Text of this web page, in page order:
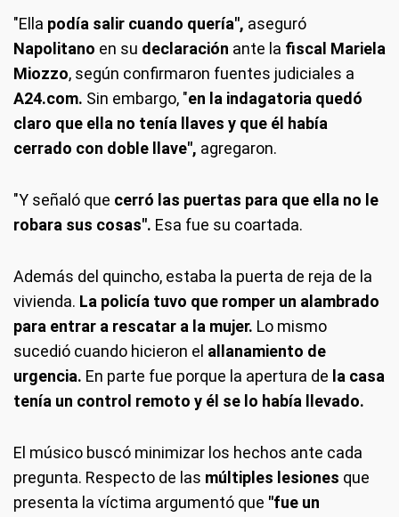
"Ella podía salir cuando quería", aseguró
Napolitano en su declaración ante la fiscal Mariela
Miozzo, según confirmaron fuentes judiciales a
A24.com. Sin embargo, "en la indagatoria quedó
claro que ella no tenía llaves y que él había
cerrado con doble llave", agregaron.
"Y señaló que cerró las puertas para que ella no le
robara sus cosas". Esa fue su coartada.
Además del quincho, estaba la puerta de reja de la
vivienda. La policía tuvo que romper un alambrado
para entrar a rescatar a la mujer. Lo mismo
sucedió cuando hicieron el allanamiento de
urgencia. En parte fue porque la apertura de la casa
tenía un control remoto y él se lo había llevado.
El músico buscó minimizar los hechos ante cada
pregunta. Respecto de las múltiples lesiones que
presenta la víctima argumentó que "fue un